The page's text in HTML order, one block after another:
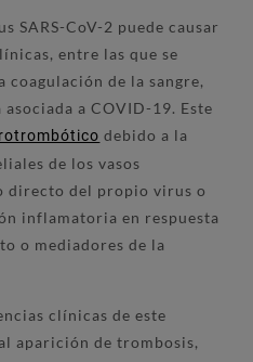
SARS-CoV-2 puede causar
entre las que se
de la sangre,
a COVID-19. Este
debido a la
de los vasos
directo del propio virus o
inflamatoria en respuesta
o mediadores de la
clínicas de este
aparición de trombosis,